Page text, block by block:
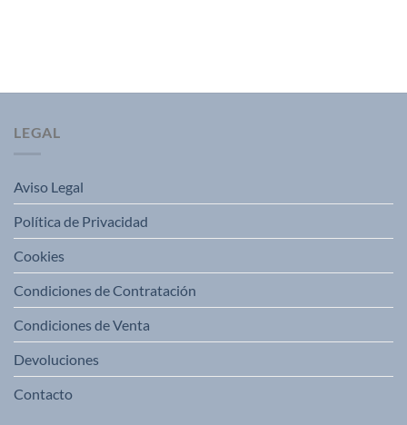
LEGAL
Aviso Legal
Política de Privacidad
Cookies
Condiciones de Contratación
Condiciones de Venta
Devoluciones
Contacto